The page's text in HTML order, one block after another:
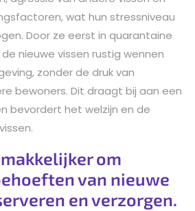
wat hun stressniveau
Door ze eerst in quarantaine
nieuwe vissen rustig wennen
zonder de druk van
bewoners. Dit draagt bij aan een
bevordert het welzijn en de
om
van nieuwe
en verzorgen.